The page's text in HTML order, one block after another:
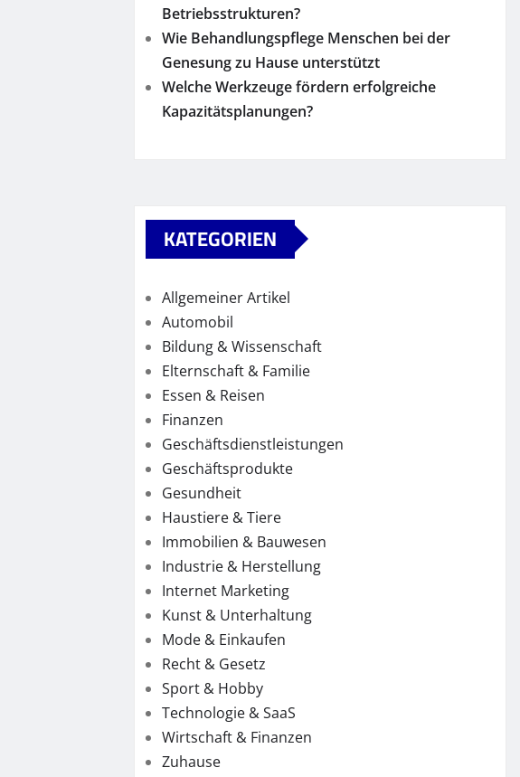
Betriebsstrukturen?
Wie Behandlungspflege Menschen bei der
Genesung zu Hause unterstützt
Welche Werkzeuge fördern erfolgreiche
Kapazitätsplanungen?
KATEGORIEN
Allgemeiner Artikel
Automobil
Bildung & Wissenschaft
Elternschaft & Familie
Essen & Reisen
Finanzen
Geschäftsdienstleistungen
Geschäftsprodukte
Gesundheit
Haustiere & Tiere
Immobilien & Bauwesen
Industrie & Herstellung
Internet Marketing
Kunst & Unterhaltung
Mode & Einkaufen
Recht & Gesetz
Sport & Hobby
Technologie & SaaS
Wirtschaft & Finanzen
Zuhause